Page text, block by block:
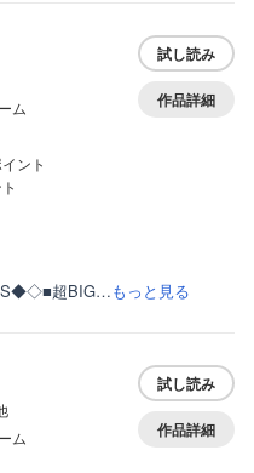
ム
ント
試し読み
作品詳細
超BIG…もっと見る
ム
試し読み
作品詳細